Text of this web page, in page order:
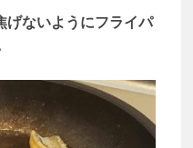
げないようにフライパ